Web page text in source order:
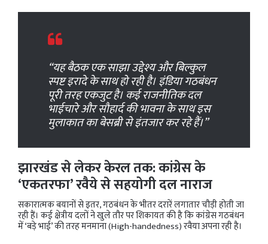
“यह बैठक एक साझा उद्देश्य और बिल्कुल
स्पष्ट इरादे के साथ हो रही है। इंडिया गठबंधन
पूरी तरह एकजुट है। कई राजनीतिक दल
भाईचारे और सौहार्द की भावना के साथ इस
मुलाकात का बेसब्री से इंतजार कर रहे हैं।”
झारखंड से लेकर केरल तक: कांग्रेस के
‘एकतरफा’ रवैये से सहयोगी दल नाराज
सकारात्मक बयानों से इतर, गठबंधन के भीतर दरारें लगातार चौड़ी होती जा
रही हैं। कई क्षेत्रीय दलों ने खुले तौर पर शिकायत की है कि कांग्रेस गठबंधन
में ‘बड़े भाई’ की तरह मनमाना (High-handedness) रवैया अपना रही है।